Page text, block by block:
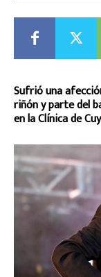
Sufrió una
riñón y parte del
en la Clínica de